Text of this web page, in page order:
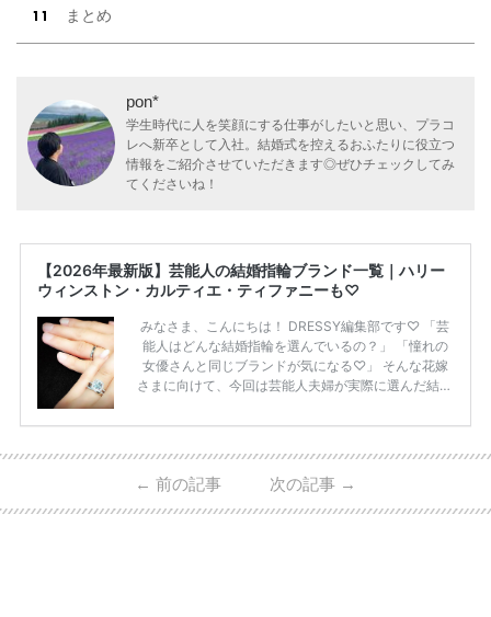
まとめ
pon*
学生時代に人を笑顔にする仕事がしたいと思い、プラコ
レへ新卒として入社。結婚式を控えるおふたりに役立つ
情報をご紹介させていただきます◎ぜひチェックしてみ
てくださいね！
【2026年最新版】芸能人の結婚指輪ブランド一覧｜ハリー
ウィンストン・カルティエ・ティファニーも♡
みなさま、こんにちは！ DRESSY編集部です♡ 「芸
能人はどんな結婚指輪を選んでいるの？」 「憧れの
女優さんと同じブランドが気になる♡」 そんな花嫁
さまに向けて、今回は芸能人夫婦が実際に選んだ結婚
ーウィンストンやカルティエ、ティファニーなど世界
日本で人気のブランドまで幅広くご紹介。 さらに、
・愛用している芸能人夫婦 ・リングの特徴や魅力 ・
← 前の記事 次の記事 →